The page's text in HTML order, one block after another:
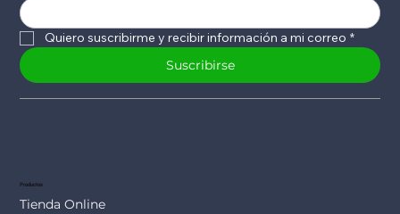
Quiero suscribirme y recibir información a mi correo *
Suscribirse
Productos
Tienda Online